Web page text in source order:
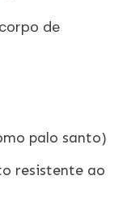
de
palo santo)
resistente ao